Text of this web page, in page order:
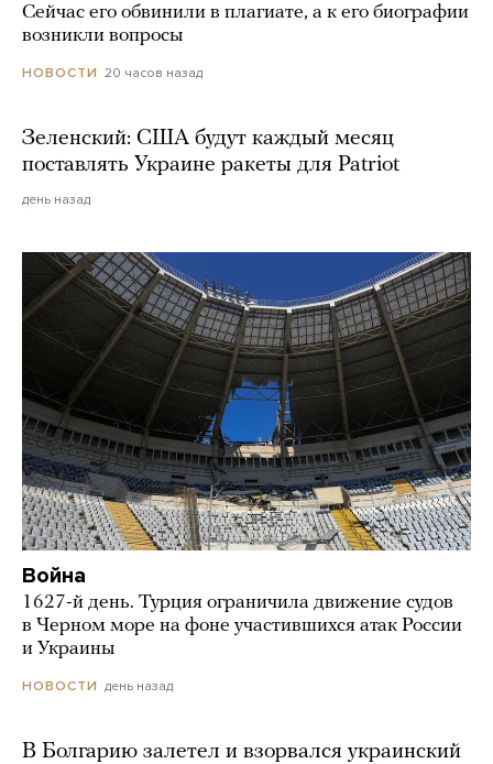
Сейчас его обвинили в плагиате, а к его биографии
возникли вопросы
НОВОСТИ 20 часов назад
Зеленский: США будут каждый месяц
поставлять Украине ракеты для Patriot
день назад
Война
1627-й день. Турция ограничила движение судов
в Черном море на фоне участившихся атак России
и Украины
НОВОСТИ день назад
В Болгарию залетел и взорвался украинский